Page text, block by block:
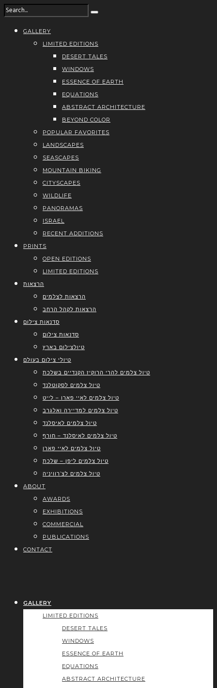
GALLERY
LIMITED EDITIONS
DESERT TALES
WINDOWS
ESSENCE OF EARTH
EQUATIONS
ABSTRACT ARCHITECTURE
BEYOND COLOR
POPULAR FAVORITES
LANDSCAPES
SEASCAPES
MOUNTAIN BIKING
CITYSCAPES
WILDLIFE
PANORAMAS
ISRAEL
RECENT ADDITIONS
PRINTS
OPEN EDITIONS
LIMITED EDITIONS
הרצאות
הרצאות לצלמים
הרצאות לקהל הרחב
סדנאות צילום
סדנאות צילום
טיולצילום בארץ
טיולי צילום בעולם
טיול צלמים להרי הרוקיז הקנדיים בשלכת
טיול צלמים לסקוטלנד
טיול צלמים לאיי פארו – לייט
טיול צלמים למדיירה ואלגרב
טיול צלמים לאיסלנד
טיול צלמים לאיסלנד – חורף
טיול צלמים לאיי פארו
טיול צלמים ליפן – שלכת
טיול צלמים לצ’רוויניה
ABOUT
AWARDS
EXHIBITIONS
COMMERCIAL
PUBLICATIONS
CONTACT
GALLERY
LIMITED EDITIONS
DESERT TALES
WINDOWS
ESSENCE OF EARTH
EQUATIONS
ABSTRACT ARCHITECTURE